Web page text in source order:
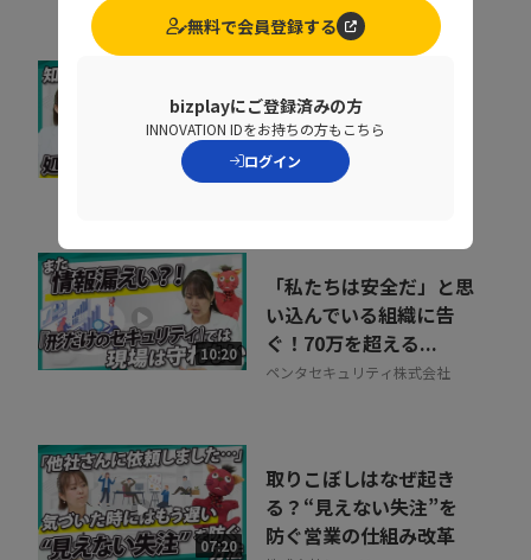
07:02
基幹データベースのセキ
ュリティを強化するとき
に処理速度を落と...
ペンタセキュリティ株式会社
10:20
「私たちは安全だ」と思
い込んでいる組織に告
ぐ！70万を超える...
ペンタセキュリティ株式会社
07:20
取りこぼしはなぜ起き
る？“見えない失注”を
防ぐ営業の仕組み改革
無料で会員登録する
bizplayにご登録済みの方
INNOVATION IDをお持ちの方もこちら
ログイン